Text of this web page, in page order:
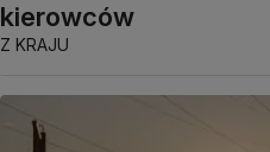
kierowców
Z KRAJU